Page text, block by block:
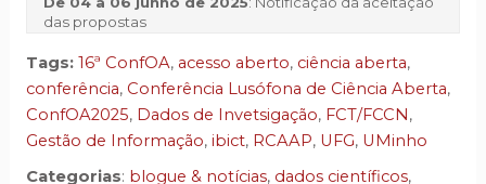
das propostas
Tags: 16ª ConfOA, acesso aberto, ciência aberta,
conferência, Conferência Lusófona de Ciência Aberta,
ConfOA2025, Dados de Invetsigação, FCT/FCCN ,
Gestão de Informação, ibict, RCAAP, UFG, UMinho
Categorias: blogue & notícias, dados científicos,